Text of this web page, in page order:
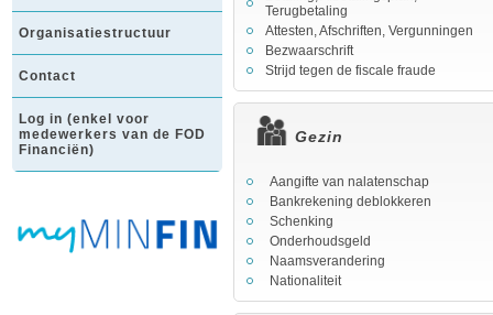
Organisatiestructuur
Contact
Log in (enkel voor
medewerkers van de FOD
Financiën)
Terugbetaling
Attesten, Afschriften, Vergunningen
Bezwaarschrift
Strijd tegen de fiscale fraude
Gezin
Aangifte van nalatenschap
Bankrekening deblokkeren
Schenking
Onderhoudsgeld
Naamsverandering
Nationaliteit